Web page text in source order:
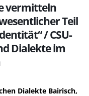
vermitteln
Teil
/ CSU-
Dialekte im
Dialekte Bairisch,